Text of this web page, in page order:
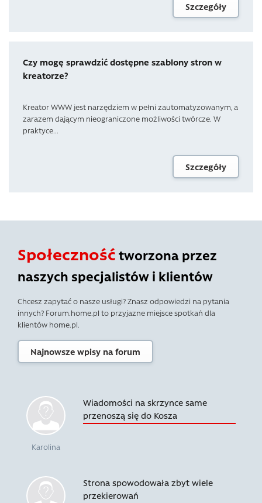
Szczegóły
Czy mogę sprawdzić dostępne szablony stron w
kreatorze?
Kreator WWW jest narzędziem w pełni zautomatyzowanym, a
zarazem dającym nieograniczone możliwości twórcze. W
praktyce...
Szczegóły
Społeczność tworzona przez
naszych specjalistów i klientów
Chcesz zapytać o nasze usługi? Znasz odpowiedzi na pytania
innych? Forum.home.pl to przyjazne miejsce spotkań dla
klientów home.pl.
Najnowsze wpisy na forum
Karolina
Wiadomości na skrzynce same
przenoszą się do Kosza
Strona spowodowała zbyt wiele
przekierowań